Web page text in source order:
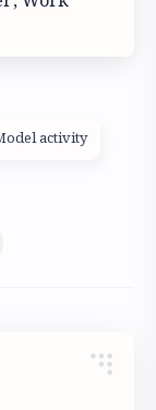
activity